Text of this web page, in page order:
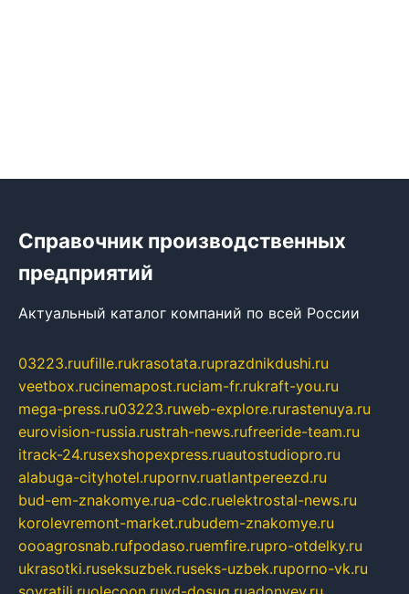
Справочник производственных
предприятий
Актуальный каталог компаний по всей России
03223.ruufille.rukrasotata.ruprazdnikdushi.ru
veetbox.rucinemapost.ruciam-fr.rukraft-you.ru
mega-press.ru03223.ruweb-explore.rurastenuya.ru
eurovision-russia.rustrah-news.rufreeride-team.ru
itrack-24.rusexshopexpress.ruautostudiopro.ru
alabuga-cityhotel.rupornv.ruatlantpereezd.ru
bud-em-znakomye.rua-cdc.ruelektrostal-news.ru
korolevremont-market.rubudem-znakomye.ru
oooagrosnab.rufpodaso.ruemfire.rupro-otdelky.ru
ukrasotki.ruseksuzbek.ruseks-uzbek.ruporno-vk.ru